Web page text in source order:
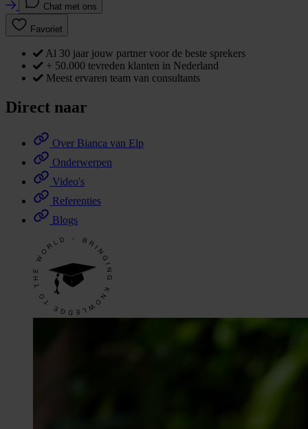
Chat met ons
Favoriet
Al 30 jaar jouw partner voor de beste sprekers
+ 50.000 tevreden klanten in Nederland
Meest ervaren team van consultants
Direct naar
Over Bianca van Elp
Onderwerpen
Video's
Referenties
Blogs